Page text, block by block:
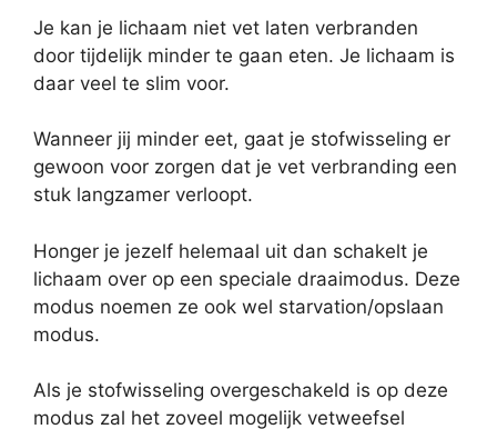
Je kan je lichaam niet vet laten verbranden
door tijdelijk minder te gaan eten. Je lichaam is
daar veel te slim voor.
Wanneer jij minder eet, gaat je stofwisseling er
gewoon voor zorgen dat je vet verbranding een
stuk langzamer verloopt.
Honger je jezelf helemaal uit dan schakelt je
lichaam over op een speciale draaimodus. Deze
modus noemen ze ook wel starvation/opslaan
modus.
Als je stofwisseling overgeschakeld is op deze
modus zal het zoveel mogelijk vetweefsel